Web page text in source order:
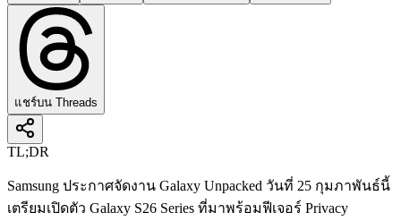
แชร์บน Threads
TL;DR
Samsung ประกาศจัดงาน Galaxy Unpacked วันที่ 25 กุมภาพันธ์นี้
เตรียมเปิดตัว Galaxy S26 Series ที่มาพร้อมฟีเจอร์ Privacy